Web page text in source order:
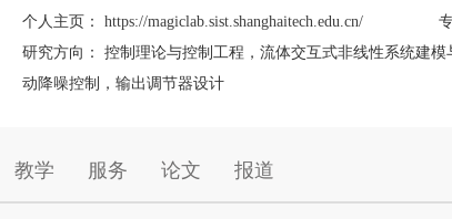
个人主页： https://magiclab.sist.shanghaitech.edu.cn/
研究方向： 控制理论与控制工程，流体交互式非线性系统建
动降噪控制，输出调节器设计
教学 服务 论文 报道